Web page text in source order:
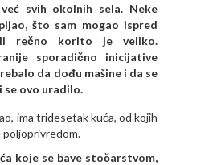
svih okolnih sela. Neke
što sam mogao ispred
rečno korito je veliko.
sporadično inicijative
da dođu mašine i da se
se ovo uradilo.
ima tridesetak kuća, od kojih
poljoprivredom.
koje se bave stočarstvom,